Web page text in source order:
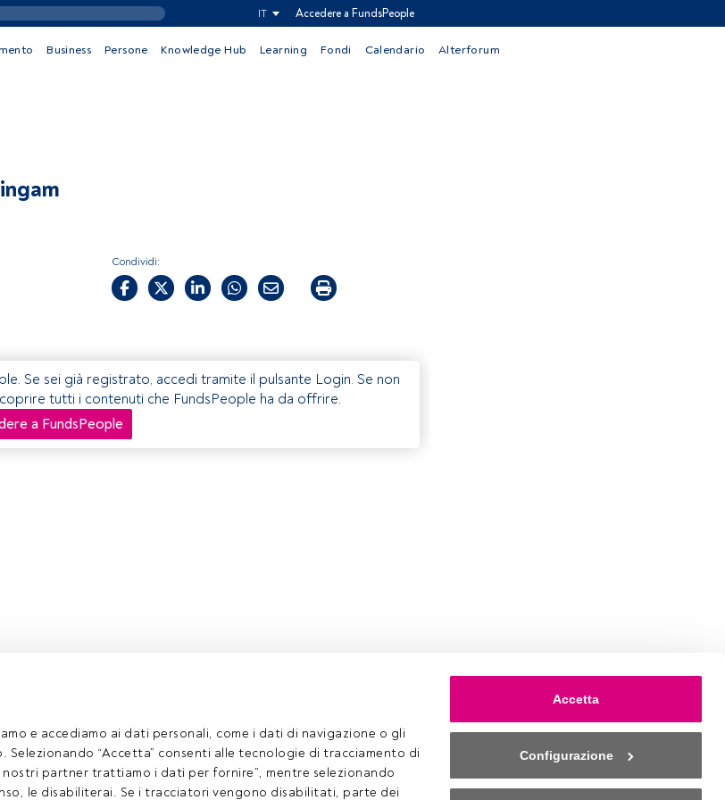
e accediamo ai dati personali, come i dati di navigazione o gli
“Accetta” consenti alle tecnologie di tracciamento di
partner trattiamo i dati per fornire”, mentre selezionando
le disabiliterai. Se i tracciatori vengono disabilitati, parte dei
Accetta
Configurazione
IT Accedere a FundsPeople
Business Persone Knowledge Hub Learning Fondi Calendario Alterforum
Condividi:
Se sei già registrato, accedi tramite il pulsante Login. Se non
tutti i contenuti che FundsPeople ha da offrire.
a FundsPeople